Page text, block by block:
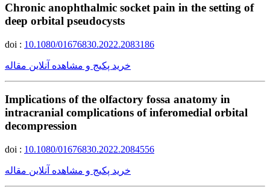
Chronic anophthalmic socket pain in the setting of
deep orbital pseudocysts
doi : 10.1080/01676830.2022.2083186
خرید پکیج و مشاهده آنلاین مقاله
Implications of the olfactory fossa anatomy in
intracranial complications of inferomedial orbital
decompression
doi : 10.1080/01676830.2022.2084556
خرید پکیج و مشاهده آنلاین مقاله